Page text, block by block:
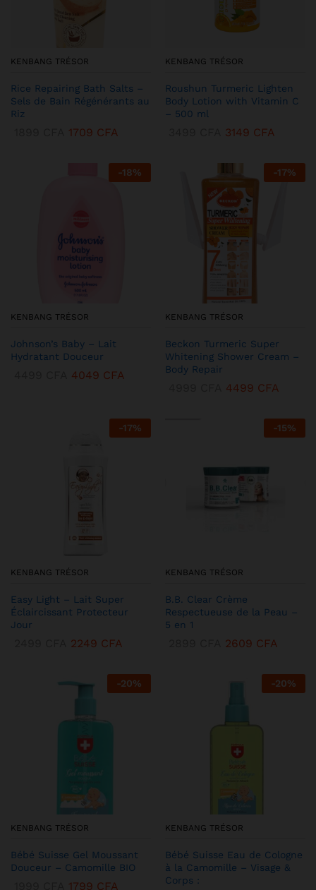
KENBANG TRÉSOR
Rice Repairing Bath Salts –
Sels de Bain Régénérants au
Riz
1709 CFA
KENBANG TRÉSOR
Roushun Turmeric Lighten
Body Lotion with Vitamin C
– 500 ml
3149 CFA
-18%
KENBANG TRÉSOR
Johnson’s Baby – Lait
Hydratant Douceur
4049 CFA
-17%
KENBANG TRÉSOR
Beckon Turmeric Super
Whitening Shower Cream –
Body Repair
4499 CFA
-17%
KENBANG TRÉSOR
Easy Light – Lait Super
Éclaircissant Protecteur
Jour
2249 CFA
-15%
KENBANG TRÉSOR
B.B. Clear Crème
Respectueuse de la Peau –
5 en 1
2609 CFA
-20%
KENBANG TRÉSOR
Bébé Suisse Gel Moussant
Douceur – Camomille BIO
1799 CFA
-20%
KENBANG TRÉSOR
Bébé Suisse Eau de Cologne
à la Camomille – Visage &
Corps :